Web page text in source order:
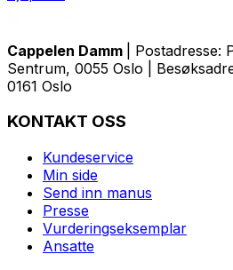
Cappelen Damm
| Postadresse:
Sentrum, 0055 Oslo |
0161 Oslo
KONTAKT OSS
Kundeservice
Min side
Send inn manus
Presse
Vurderingseksemplar
Ansatte